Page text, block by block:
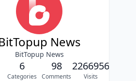
News
BitTopup News
6
Categories
98
Comments
2266956
Visits